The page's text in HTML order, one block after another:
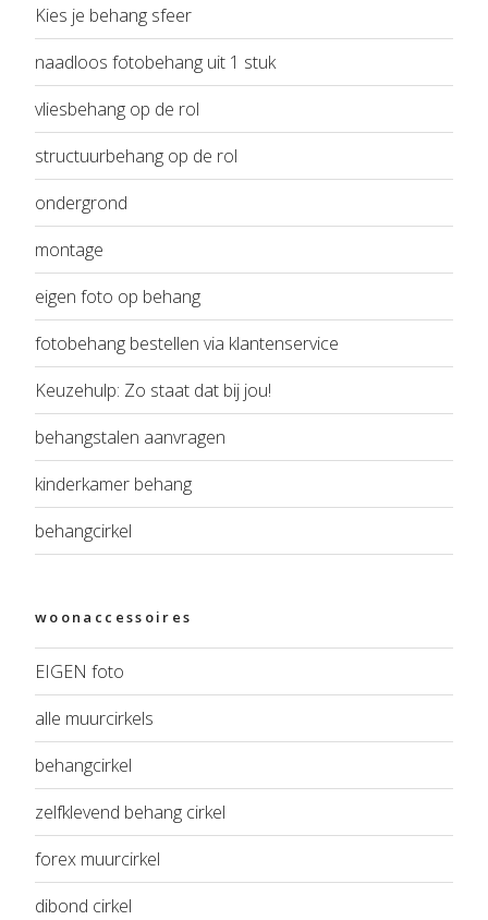
Kies je behang sfeer
naadloos fotobehang uit 1 stuk
vliesbehang op de rol
structuurbehang op de rol
ondergrond
montage
eigen foto op behang
fotobehang bestellen via klantenservice
Keuzehulp: Zo staat dat bij jou!
behangstalen aanvragen
kinderkamer behang
behangcirkel
woonaccessoires
EIGEN foto
alle muurcirkels
behangcirkel
zelfklevend behang cirkel
forex muurcirkel
dibond cirkel